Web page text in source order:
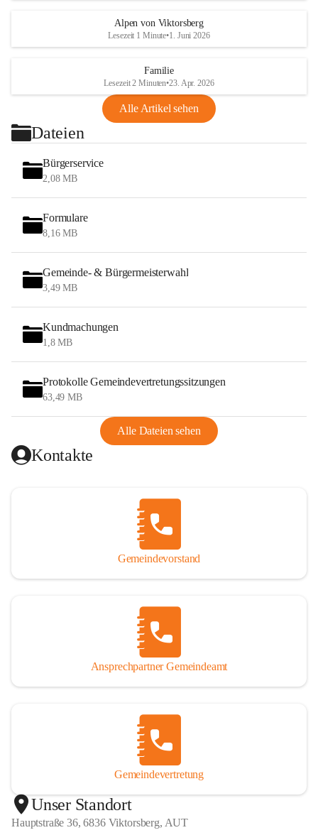
Alpen von Viktorsberg
Lesezeit 1 Minute•1. Juni 2026
Familie
Lesezeit 2 Minuten•23. Apr. 2026
Alle Artikel sehen
Dateien
Bürgerservice
2,08 MB
Formulare
8,16 MB
Gemeinde- & Bürgermeisterwahl
3,49 MB
Kundmachungen
1,8 MB
Protokolle Gemeindevertretungssitzungen
63,49 MB
Alle Dateien sehen
Kontakte
Gemeindevorstand
Ansprechpartner Gemeindeamt
Gemeindevertretung
Unser Standort
Hauptstraße 36, 6836 Viktorsberg, AUT